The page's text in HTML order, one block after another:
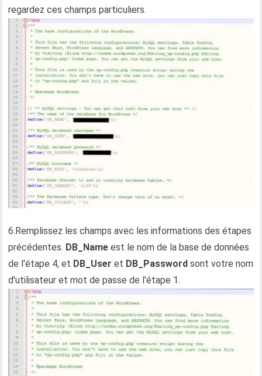
regardez ces champs particuliers.
6.Remplissez les champs avec les informations des étapes
précédentes. DB_Name est le nom de la base de données
de l'étape 4, et DB_User et DB_Password sont votre nom
d'utilisateur et mot de passe de l'étape 1.